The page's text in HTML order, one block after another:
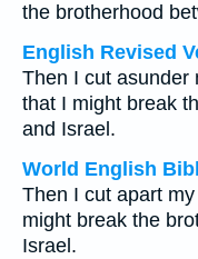
the brotherhood
English Revised
Then I cut asunder
that I might break
and Israel.
World English
Then I cut apart
might break the
Israel.